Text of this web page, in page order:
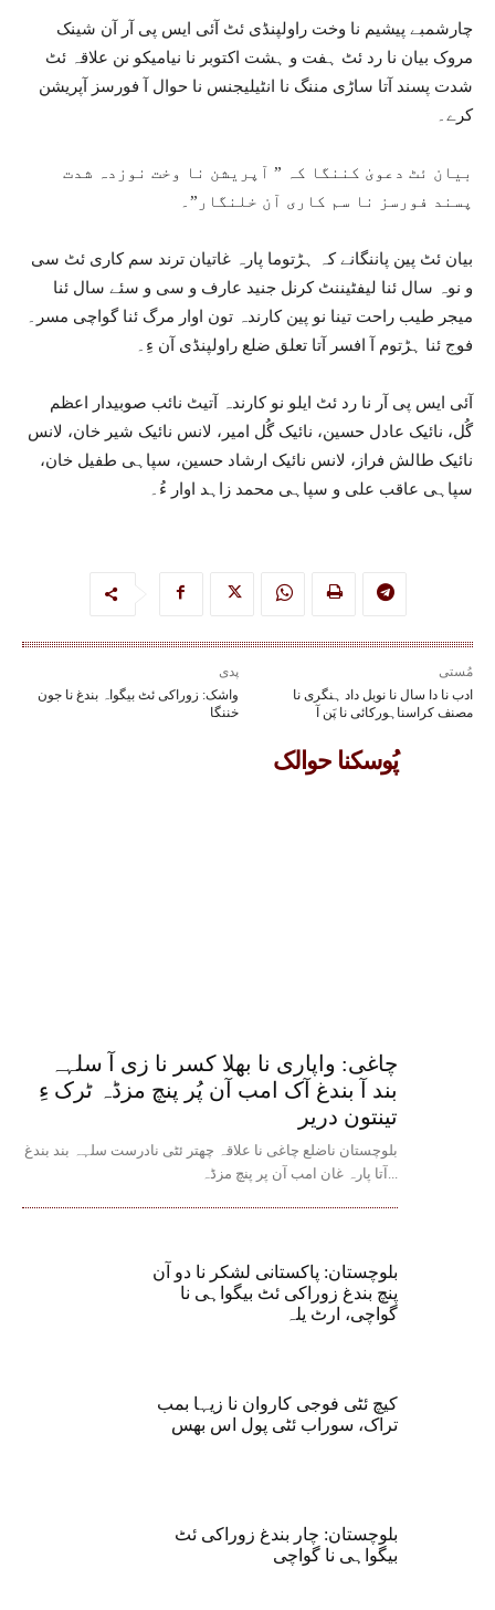
چارشمبے پیشیم نا وخت راولپنڈی ئٹ آئی ایس پی آر آن شینک
مروک بیان نا رد ئٹ ہفت و ہشت اکتوبر نا نیامیکو نن علاقہ ئٹ
شدت پسند آتا ساڑی مننگ نا انٹیلیجنس نا حوال آ فورسز آپریشن
کرے۔
بیان ئٹ دعویٰ کننگا کہ ” آپریشن نا وخت نوزدہ شدت
پسند فورسز نا سم کاری آن خلنگار”۔
بیان ئٹ پین پاننگانے کہ ہڑتوما پارہ غاتیان ترند سم کاری ئٹ سی
و نوہ سال ئنا لیفٹیننٹ کرنل جنید عارف و سی و سئے سال ئنا
میجر طیب راحت تینا نو پین کارندہ تون اوار مرگ ئنا گواچی مسر۔
فوج ئنا ہڑتوم آ افسر آتا تعلق ضلع راولپنڈی آن ءِ۔
آئی ایس پی آر نا رد ئٹ ایلو نو کارندہ آتیٹ نائب صوبیدار اعظم
گُل، نائیک عادل حسین، نائیک گُل امیر، لانس نائیک شیر خان، لانس
نائیک طالش فراز، لانس نائیک ارشاد حسین، سپاہی طفیل خان،
سپاہی عاقب علی و سپاہی محمد زاہد اوار ءُ۔
پدی
واشک: زوراکی ئٹ بیگواہ بندغ نا جون
خننگا
مُستی
ادب نا دا سال نا نوبل داد ہنگری نا
مصنف کراسناہورکائی نا پَن آ
پُوسکنا حوالک
چاغی: واپاری نا بھلا کسر نا زی آ سلہہ
بند آ بندغ آک امب آن پُر پنچ مزڈہ ٹرک ءِ
تینتون دریر
بلوچستان ناضلع چاغی نا علاقہ چھتر ئٹی نادرست سلہہ بند بندغ
آتا پارہ غان امب آن پر پنچ مزڈہ...
بلوچستان: پاکستانی لشکر نا دو آن
پنچ بندغ زوراکی ئٹ بیگواہی نا
گواچی، ارٹ یلہ
کیچ ئٹی فوجی کاروان نا زیہا بمب
تراک، سوراب ئٹی پول اس بھس
بلوچستان: چار بندغ زوراکی ئٹ
بیگواہی نا گواچی